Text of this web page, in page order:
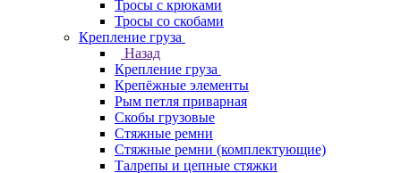
Тросы с крюками
Тросы со скобами
Крепление груза
Назад
Крепление груза
Крепёжные элементы
Рым петля приварная
Скобы грузовые
Стяжные ремни
Стяжные ремни (комплектующие)
Талрепы и цепные стяжки